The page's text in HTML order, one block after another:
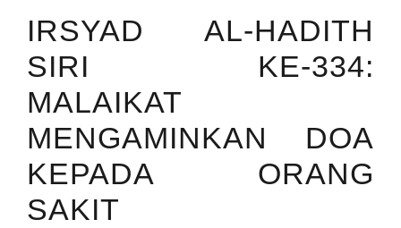
IRSYAD AL-HADITH
SIRI KE-334:
MALAIKAT
MENGAMINKAN DOA
KEPADA ORANG
SAKIT